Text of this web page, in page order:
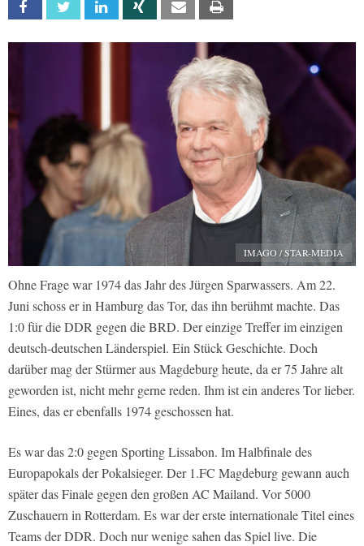
Facebook Twitter Linkedin Xing Email
IMAGO / STAR-MEDIA
Ohne Frage war 1974 das Jahr des Jürgen Sparwassers. Am 22.
Juni schoss er in Hamburg das Tor, das ihn berühmt machte. Das
1:0 für die DDR gegen die BRD. Der einzige Treffer im einzigen
deutsch-deutschen Länderspiel. Ein Stück Geschichte. Doch
darüber mag der Stürmer aus Magdeburg heute, da er 75 Jahre alt
geworden ist, nicht mehr gerne reden. Ihm ist ein anderes Tor lieber.
Eines, das er ebenfalls 1974 geschossen hat.
Es war das 2:0 gegen Sporting Lissabon. Im Halbfinale des
Europapokals der Pokalsieger. Der 1.FC Magdeburg gewann auch
später das Finale gegen den großen AC Mailand. Vor 5000
Zuschauern in Rotterdam. Es war der erste internationale Titel eines
Teams der DDR. Doch nur wenige sahen das Spiel live. Die